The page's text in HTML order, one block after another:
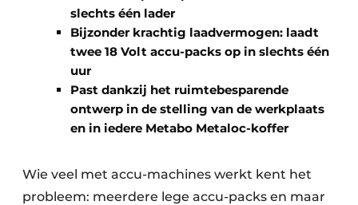
Video’s
slechts één lader
Bijzonder krachtig laadvermogen: laadt
twee 18 Volt accu-packs op in slechts één
uur
Past dankzij het ruimtebesparende
ontwerp in de stelling van de werkplaats
en in iedere Metabo Metaloc-koffer
Wie veel met accu-machines werkt kent het
probleem: meerdere lege accu-packs en maar